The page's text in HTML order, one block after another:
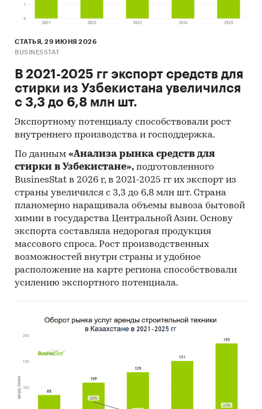
СТАТЬЯ, 29 ИЮНЯ 2026
BUSINESSTAT
В 2021-2025 гг экспорт средств для
стирки из Узбекистана увеличился
с 3,3 до 6,8 млн шт.
Экспортному потенциалу способствовали рост
внутреннего производства и господдержка.
По данным «Анализа рынка средств для
стирки в Узбекистане», подготовленного
BusinesStat в 2026 г, в 2021-2025 гг их экспорт из
страны увеличился с 3,3 до 6,8 млн шт. Страна
планомерно наращивала объемы вывоза бытовой
химии в государства Центральной Азии. Основу
экспорта составляла недорогая продукция
массового спроса. Рост производственных
возможностей внутри страны и удобное
расположение на карте региона способствовали
усилению экспортного потенциала.